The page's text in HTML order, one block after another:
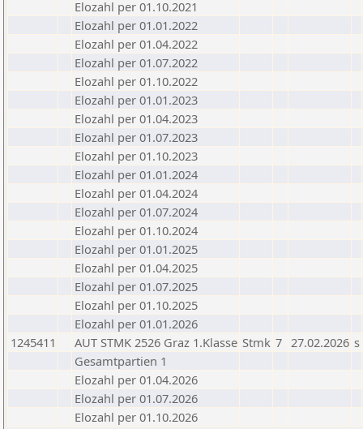
Elozahl per 01.10.2021
Elozahl per 01.01.2022
Elozahl per 01.04.2022
Elozahl per 01.07.2022
Elozahl per 01.10.2022
Elozahl per 01.01.2023
Elozahl per 01.04.2023
Elozahl per 01.07.2023
Elozahl per 01.10.2023
Elozahl per 01.01.2024
Elozahl per 01.04.2024
Elozahl per 01.07.2024
Elozahl per 01.10.2024
Elozahl per 01.01.2025
Elozahl per 01.04.2025
Elozahl per 01.07.2025
Elozahl per 01.10.2025
Elozahl per 01.01.2026
1245411
AUT STMK 2526 Graz 1.Klasse Stmk 7 27.02.2026 s
Gesamtpartien 1
Elozahl per 01.04.2026
Elozahl per 01.07.2026
Elozahl per 01.10.2026